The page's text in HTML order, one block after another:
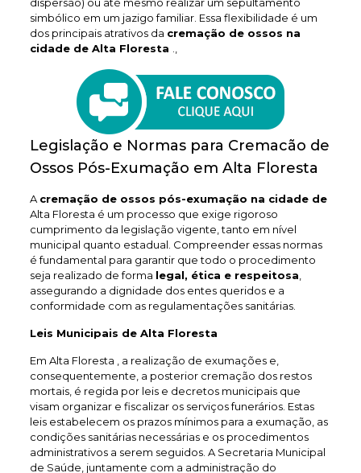
simbólico em um jazigo familiar. Essa flexibilidade é um
dos principais atrativos da cremação de ossos na
cidade de Alta Floresta
Legislação e Normas para Cremacão de
Ossos Pós-Exumação em Alta Floresta
A cremação de ossos pós-exumação na cidade de
Alta Floresta é um processo que exige rigoroso
cumprimento da legislação vigente, tanto em nível
municipal quanto estadual. Compreender essas normas
é fundamental para garantir que todo o procedimento
seja realizado de forma legal, ética e respeitosa
assegurando a dignidade dos entes queridos e a
conformidade com as regulamentações sanitárias.
Leis Municipais de Alta Floresta
Em Alta Floresta , a realização de exumações e,
consequentemente, a posterior cremação dos restos
mortais, é regida por leis e decretos municipais que
visam organizar e fiscalizar os serviços funerários. Estas
leis estabelecem os prazos mínimos para a exumação, as
condições sanitárias necessárias e os procedimentos
administrativos a serem seguidos. A Secretaria Municipal
de Saúde, juntamente com a administração do